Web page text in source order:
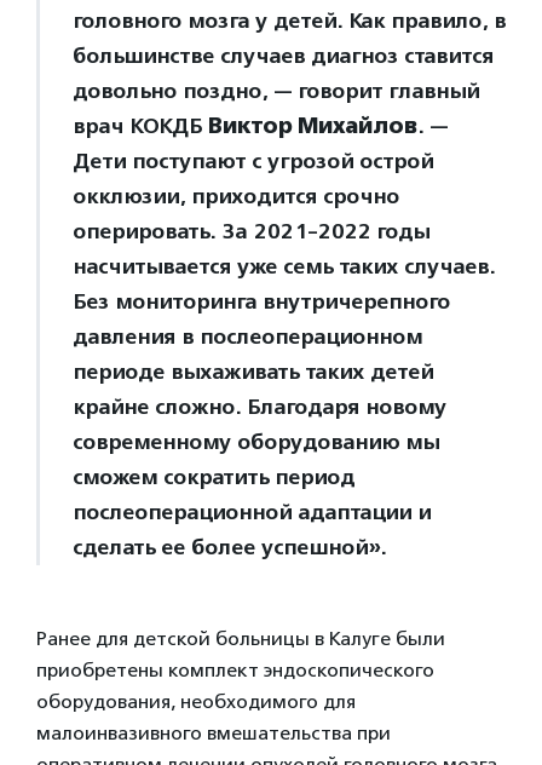
головного мозга у детей. Как правило, в
большинстве случаев диагноз ставится
довольно поздно, — говорит главный
врач КОКДБ Виктор Михайлов. —
Дети поступают с угрозой острой
окклюзии, приходится срочно
оперировать. За 2021-2022 годы
насчитывается уже семь таких случаев.
Без мониторинга внутричерепного
давления в послеоперационном
периоде выхаживать таких детей
крайне сложно. Благодаря новому
современному оборудованию мы
сможем сократить период
послеоперационной адаптации и
сделать ее более успешной».
Ранее для детской больницы в Калуге были
приобретены комплект эндоскопического
оборудования, необходимого для
малоинвазивного вмешательства при